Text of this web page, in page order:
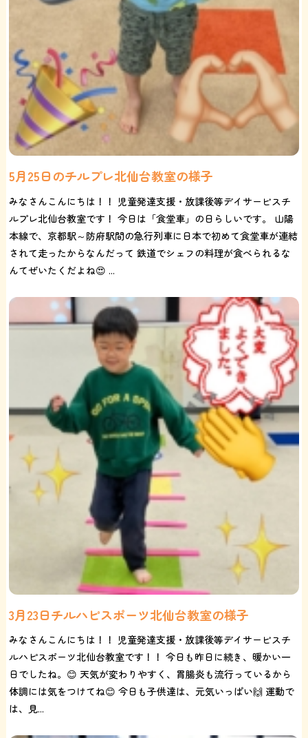
5月25日のチルプレ北仙台教室の様子
みなさんこんにちは！！ 児童発達支援・放課後等デイサービスチ
ルプレ北仙台教室です！ 今日は「食堂車」の日らしいです。 山陽
本線で、京都駅～防府駅間の急行列車に日本で初めて食堂車が連結
されて走ったからなんだって 鉄道でシェフの料理が食べられるな
んてぜいたくだよね😍 ...
3月23日チルハピスポーツ北仙台教室の様子
みなさんこんにちは！！ 児童発達支援・放課後等デイサービスチ
ルハピスポーツ北仙台教室です！！ 今日も昨日に続き、暖かい一
日でしたね。😊 天気が変わりやすく、胃腸炎も流行っているから
体調には気をつけてね😊 今日も子供達は、元気いっぱい🙌 運動で
は、見...